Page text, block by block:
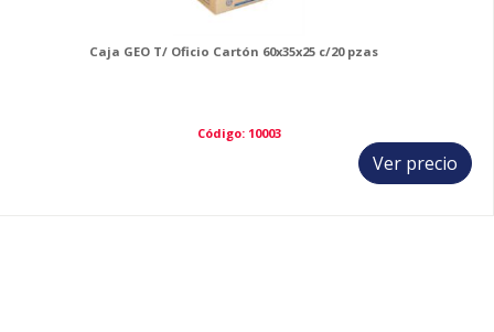
Caja GEO T/ Oficio Cartón 60x35x25 c/20 pzas
Código: 10003
Ver precio